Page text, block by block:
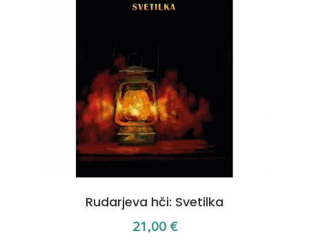
Rudarjeva hči: Svetilka
21,00 €